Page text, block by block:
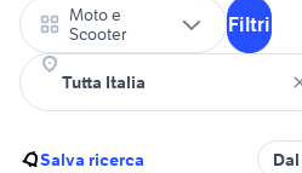
Moto e
Scooter
Filtri
Salva ricerca